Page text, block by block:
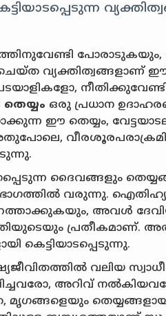
പോരാടുകയും,
വ്യക്തിത്വങ്ങളാണ് ഈ
ഒരു പ്രധാന
ഈ തെയ്യം,
ദൈവങ്ങളും
വരുന്നു.
അവൾ
പ്രതീകമാണ്.
കെട്ടിയാടപ്പെടുന്നു.
വലിയ
അറിവ്